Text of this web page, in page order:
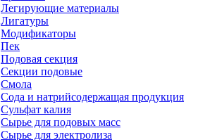
Легирующие материалы
Лигатуры
Модификаторы
Пек
Подовая секция
Секции подовые
Смола
Сода и натрийсодержащая продукция
Сульфат калия
Сырье для подовых масс
Сырье для электролиза